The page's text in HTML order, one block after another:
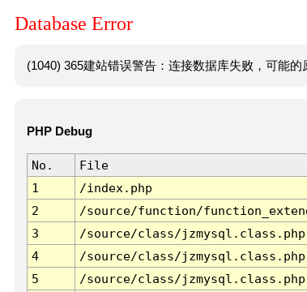
Database Error
(1040) 365建站错误警告：连接数据库失败，可能
PHP Debug
No. File
1
/index.php
2
/source/function/
3
/source/class/jzmysql.class.php
4
/source/class/jzmysql.class.php
5
/source/class/jzmysql.class.php